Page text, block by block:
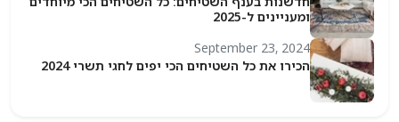
ומעניינים ל-2025
September 23, 2024
הכירו את כל השטיחים הכי יפים לחגי תשרי 2024